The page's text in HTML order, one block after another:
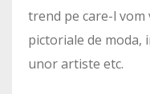
trend pe care-l
pictoriale de moda,
unor artiste etc.